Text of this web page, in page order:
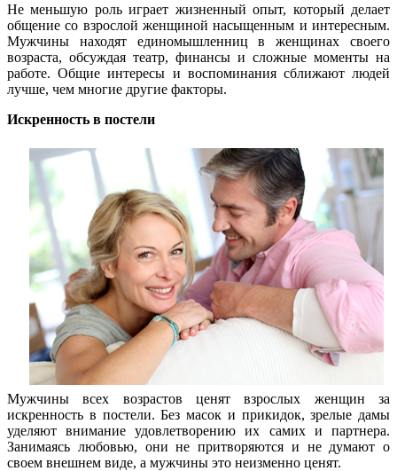
Не меньшую роль играет жизненный опыт, который делает
общение со взрослой женщиной насыщенным и интересным.
Мужчины находят единомышленниц в женщинах своего
возраста, обсуждая театр, финансы и сложные моменты на
работе. Общие интересы и воспоминания сближают людей
лучше, чем многие другие факторы.
Искренность в постели
Мужчины всех возрастов ценят взрослых женщин за
искренность в постели. Без масок и прикидок, зрелые дамы
уделяют внимание удовлетворению их самих и партнера.
Занимаясь любовью, они не притворяются и не думают о
своем внешнем виде, а мужчины это неизменно ценят.